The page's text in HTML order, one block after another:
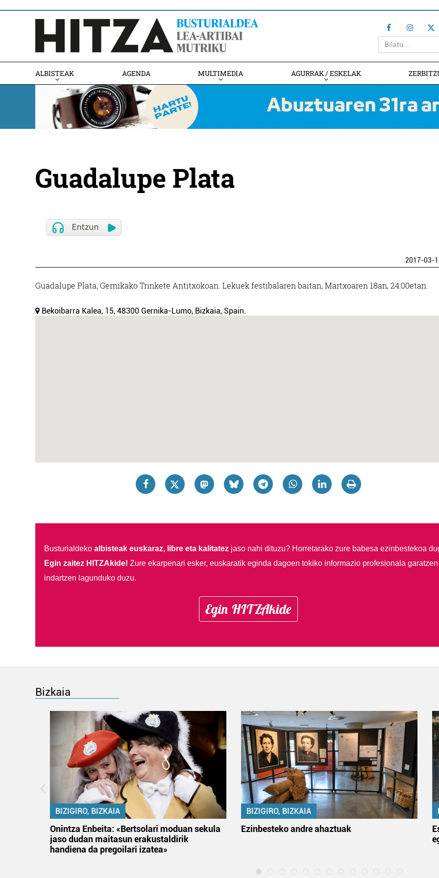
ALBISTEAK AGENDA MULTIMEDIA AGURRAK / ESKELAK
Guadalupe Plata
2017-03-
Guadalupe Plata, Gernikako Trinkete Antitxokoan. Lekuek festibalaren baitan, Martxoaren 18an, 24:00etan.
Bekoibarra Kalea, 15, 48300 Gernika-Lumo, Bizkaia, Spain.
Busturialdeko albisteak euskaraz, libre eta kalitatezjaso nahi dituzu? Horretarako zure babesa ezinbestekoa
Egin zaitez HITZAkide! Zure ekarpenari esker, euskaratik eginda dagoen tokiko informazio profesionala garatzen
indartzen lagunduko duzu.
Egin HITZAkide
Bizkaia
BIZIGIRO, BIZKAIA
Onintza Enbeita: «Bertsolari moduan sekula
jaso dudan maitasun erakustaldirik
handiena da pregoilari izatea»
BIZIGIRO, BIZKAIA
Ezinbesteko andre ahaztuak